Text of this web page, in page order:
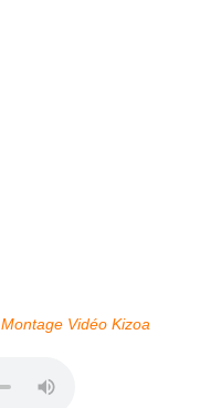
Montage Vidéo Kizoa